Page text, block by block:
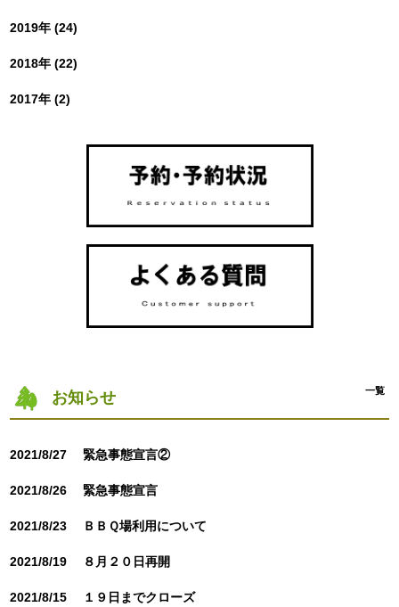
2019年 (24)
2018年 (22)
2017年 (2)
お知らせ 一覧
2021/8/27 緊急事態宣言②
2021/8/26 緊急事態宣言
2021/8/23 ＢＢＱ場利用について
2021/8/19 ８月２０日再開
2021/8/15 １９日までクローズ